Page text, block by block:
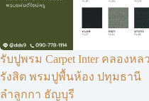
รับปูพรม Carpet Inter คลองหล
รังสิต พรมปูพื้นห้อง ปทุมธานี
ลำลูกกา ธัญบุรี